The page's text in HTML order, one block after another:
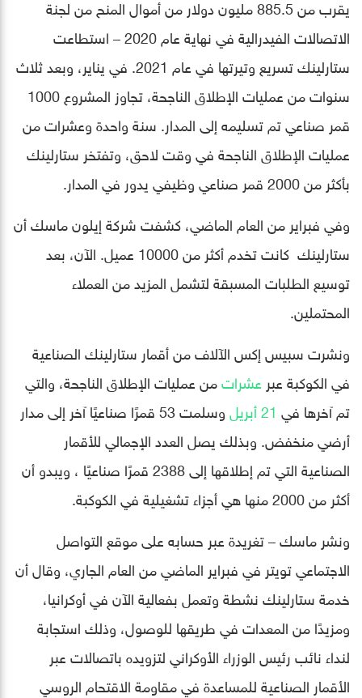
يقرب من 885.5 مليون دولار من أموال المنح من لجنة
الاتصالات الفيدرالية في نهاية عام 2020 – استطاعت
ستارلينك تسريع وتيرتها في عام 2021. في يناير، وبعد ثلاث
سنوات من عمليات الإطلاق الناجحة، تجاوز المشروع 1000
قمر صناعي تم تسليمه إلى المدار. سنة واحدة وعشرات من
عمليات الإطلاق الناجحة في وقت لاحق، وتفتخر ستارلينك
بأكثر من 2000 قمر صناعي وظيفي يدور في المدار.
وفي فبراير من العام الماضي، كشفت شركة إيلون ماسك أن
ستارلينك كانت تخدم أكثر من 10000 عميل. الآن، بعد
توسيع الطلبات المسبقة لتشمل المزيد من العملاء
المحتملين.
ونشرت سبيس إكس الآلاف من أقمار ستارلينك الصناعية
في الكوكبة عبر عشراتمن عمليات الإطلاق الناجحة، والتي
تم آخرها في
وسلمت 53 قمرًا صناعيًا آخر إلى مدار
أرضي منخفض. وبذلك يصل العدد الإجمالي للأقمار
الصناعية التي تم إطلاقها إلى 2388 قمرًا صناعيًا ، ويبدو أن
أكثر من 2000 منها هي أجزاء تشغيلية في الكوكبة.
ونشر ماسك – تغريدة عبر حسابه على موقع التواصل
الاجتماعي تويتر في فبراير الماضي من العام الجاري، وقال أن
خدمة ستارلينك نشطة وتعمل بفعالية الآن في أوكرانيا،
ومزيدًا من المعدات في طريقها للوصول، وذلك استجابة
لنداء نائب رئيس الوزراء الأوكراني لتزويده باتصالات عبر
الأقمار الصناعية للمساعدة في مقاومة الاقتحام الروسي